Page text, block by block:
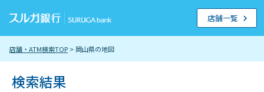
店舗・ATM検索TOP > 岡山県の地図
店舗一覧
検索結果